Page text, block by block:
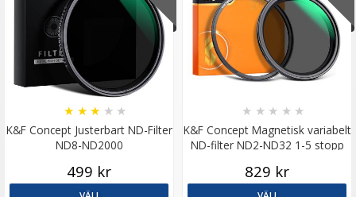
K&F Concept Justerbart ND-Filter
ND8-ND2000
★ ★ ★ ★ ★
499 kr
K&F Concept Magnetisk variabelt
ND-filter ND2-ND32 1-5 stopp
★ ★ ★ ★ ★
829 kr